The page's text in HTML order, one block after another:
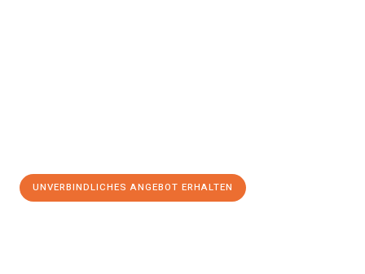
UNVERBINDLICHES ANGEBOT ERHALTEN